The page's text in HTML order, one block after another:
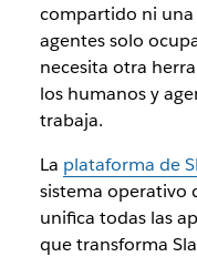
compartido ni una
agentes solo
necesita otra
los humanos y
trabaja.
La plataforma de
sistema operativo
unifica todas las
que transforma